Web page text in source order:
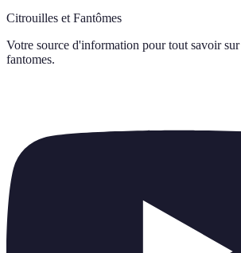
Citrouilles et Fantômes
Votre source d'information pour tout savoir sur
fantomes.